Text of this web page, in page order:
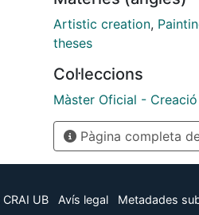
Artistic creation,
theses
Col·leccions
Màster Oficial -
Pàgina completa
CRAI UB Avís legal Metadades